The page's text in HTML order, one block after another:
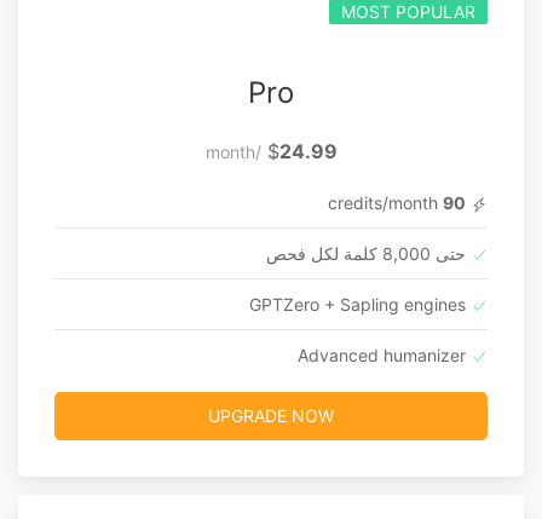
MOST POPULAR
Pro
$24.99
/month
90
credits/month
حتى 8,000 كلمة لكل فحص
UPGRADE NOW